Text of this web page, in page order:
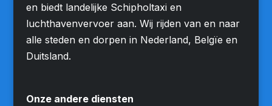
en biedt landelijke Schipholtaxi en
luchthavenvervoer aan. Wij rijden van en naar
alle steden en dorpen in Nederland, Belgïe en
Duitsland.
Onze andere diensten